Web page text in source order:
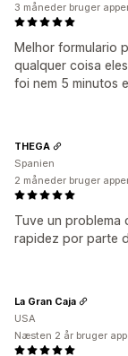
Melhor formulario
qualquer coisa
foi nem 5 minutos
3 måneder bruger
Tuve un problema
rapidez por parte
THEGA
Spanien
2 måneder bruger
La Gran Caja
USA
Næsten 2 år bruger